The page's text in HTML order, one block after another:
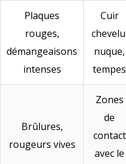
Plaques
rouges,
démangeaisons
intenses
Cuir
nuque,
tempes
Brûlures,
rougeurs vives
Zones
de
contact
avec le